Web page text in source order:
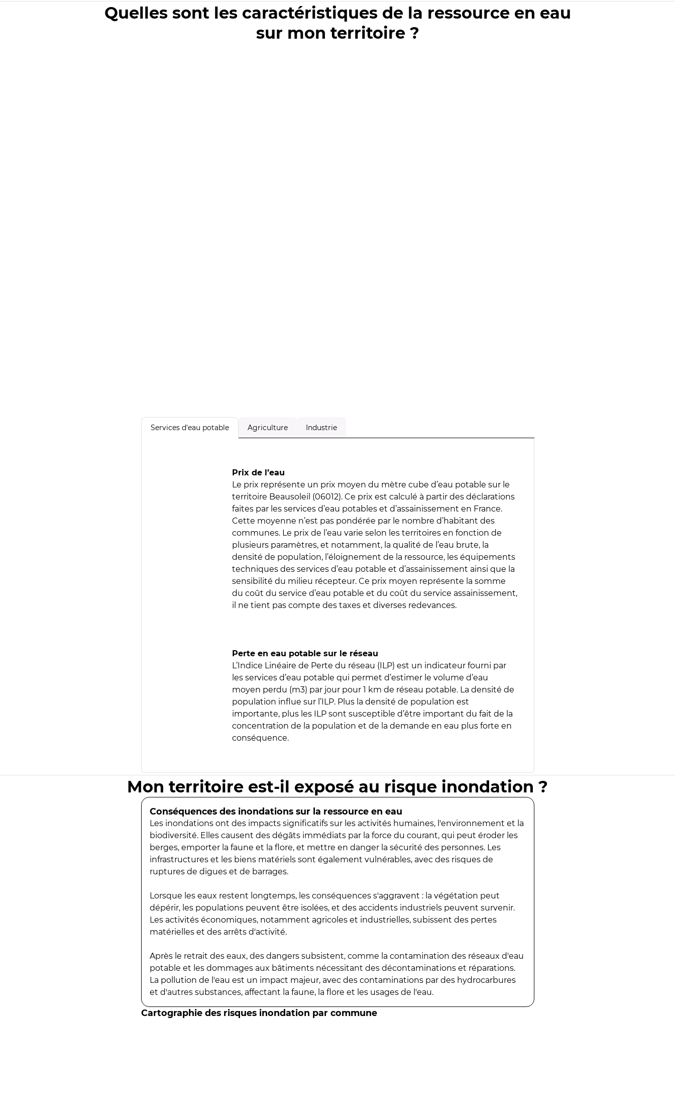
Quelles sont les caractéristiques de la ressource en eau
sur mon territoire ?
Services d'eau potable Agriculture Industrie
Prix de l’eau
Le prix représente un prix moyen du mètre cube d’eau potable sur le
territoire Beausoleil (06012). Ce prix est calculé à partir des déclarations
faites par les services d’eau potables et d’assainissement en France.
Cette moyenne n’est pas pondérée par le nombre d’habitant des
communes. Le prix de l’eau varie selon les territoires en fonction de
plusieurs paramètres, et notamment, la qualité de l’eau brute, la
densité de population, l’éloignement de la ressource, les équipements
techniques des services d’eau potable et d’assainissement ainsi que la
sensibilité du milieu récepteur. Ce prix moyen représente la somme
du coût du service d’eau potable et du coût du service assainissement,
il ne tient pas compte des taxes et diverses redevances.
Perte en eau potable sur le réseau
L’Indice Linéaire de Perte du réseau (ILP) est un indicateur fourni par
les services d’eau potable qui permet d’estimer le volume d’eau
moyen perdu (m3) par jour pour 1 km de réseau potable. La densité de
population influe sur l’ILP. Plus la densité de population est
importante, plus les ILP sont susceptible d’être important du fait de la
concentration de la population et de la demande en eau plus forte en
conséquence.
Mon territoire est-il exposé au risque inondation ?
Conséquences des inondations sur la ressource en eau
Les inondations ont des impacts significatifs sur les activités humaines, l'environnement et la
biodiversité. Elles causent des dégâts immédiats par la force du courant, qui peut éroder les
berges, emporter la faune et la flore, et mettre en danger la sécurité des personnes. Les
infrastructures et les biens matériels sont également vulnérables, avec des risques de
ruptures de digues et de barrages.
Lorsque les eaux restent longtemps, les conséquences s'aggravent : la végétation peut
dépérir, les populations peuvent être isolées, et des accidents industriels peuvent survenir.
Les activités économiques, notamment agricoles et industrielles, subissent des pertes
matérielles et des arrêts d'activité.
Après le retrait des eaux, des dangers subsistent, comme la contamination des réseaux d'eau
potable et les dommages aux bâtiments nécessitant des décontaminations et réparations.
La pollution de l'eau est un impact majeur, avec des contaminations par des hydrocarbures
et d'autres substances, affectant la faune, la flore et les usages de l'eau.
Cartographie des risques inondation par commune